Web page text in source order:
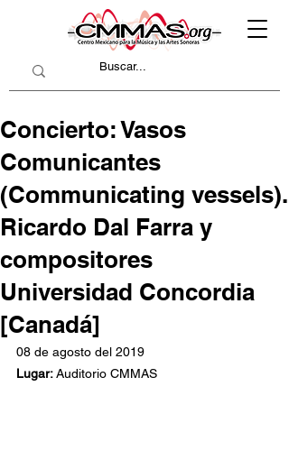
Concierto: Vasos
Comunicantes
(Communicating vessels).
Ricardo Dal Farra y
compositores
Universidad Concordia
[Canadá]
08 de agosto del 2019
Lugar: Auditorio CMMAS